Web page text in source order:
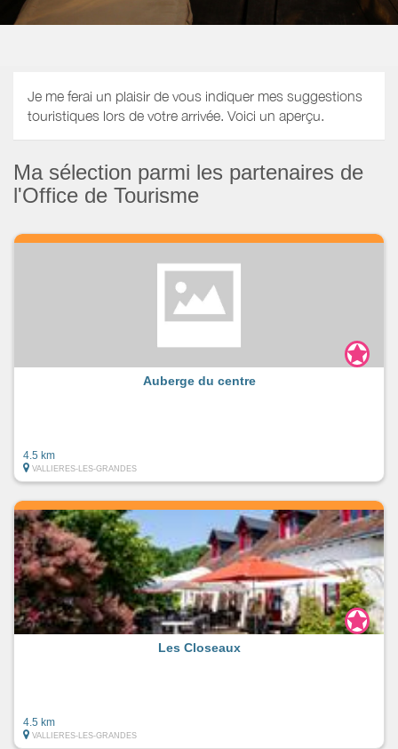
Je me ferai un plaisir de vous indiquer mes suggestions
touristiques lors de votre arrivée. Voici un aperçu.
Ma sélection parmi les partenaires de
l'Office de Tourisme
Auberge du centre
4.5 km
VALLIERES-LES-GRANDES
Les Closeaux
4.5 km
VALLIERES-LES-GRANDES